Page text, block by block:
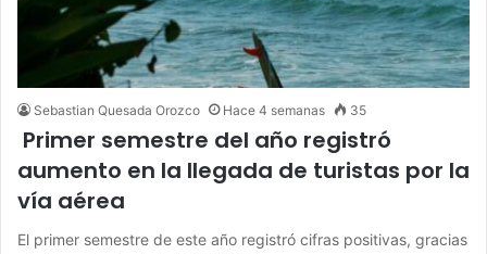
Sebastian Quesada Orozco Hace 4 semanas 35
Primer semestre del año registró
aumento en la llegada de turistas por la
vía aérea
El primer semestre de este año registró cifras positivas, gracias